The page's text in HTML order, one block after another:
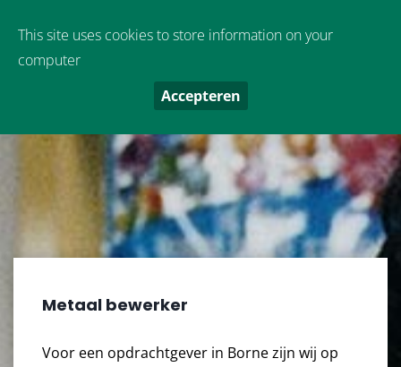
Metaal bewerker
Voor een opdrachtgever in Borne zijn wij op
This site uses cookies to store information on your
computer
Accepteren